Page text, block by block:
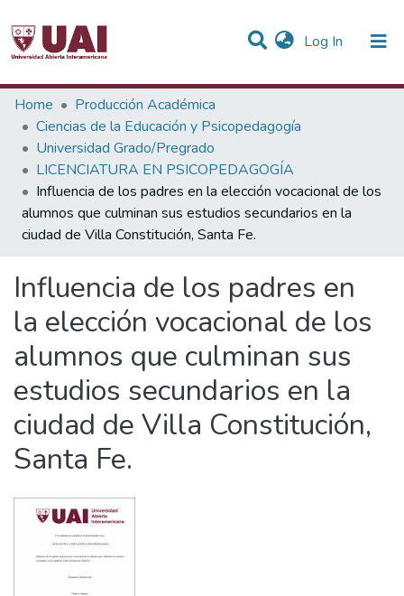
Log In (current)
Statistics
Communities & Collections
All of DSpace
Home
Producción Académica
Ciencias de la Educación y Psicopedagogía
Universidad Grado/Pregrado
LICENCIATURA EN PSICOPEDAGOGÍA
Influencia de los padres en la elección vocacional de los
alumnos que culminan sus estudios secundarios en la
ciudad de Villa Constitución, Santa Fe.
Influencia de los padres en
la elección vocacional de los
alumnos que culminan sus
estudios secundarios en la
ciudad de Villa Constitución,
Santa Fe.